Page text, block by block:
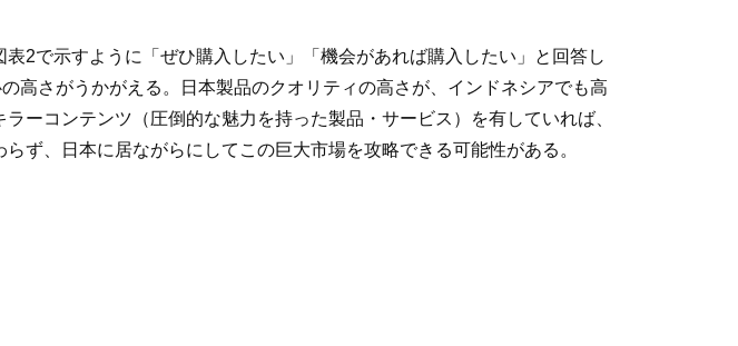
2で示すように「ぜひ購入したい」「機会があれば購入したい」と回答し
高さがうかがえる。日本製品のクオリティの高さが、インドネシアでも高
ーコンテンツ（圧倒的な魅力を持った製品・サービス）を有していれば、
ず、日本に居ながらにしてこの巨大市場を攻略できる可能性がある。